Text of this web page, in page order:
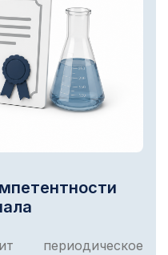
периодическое